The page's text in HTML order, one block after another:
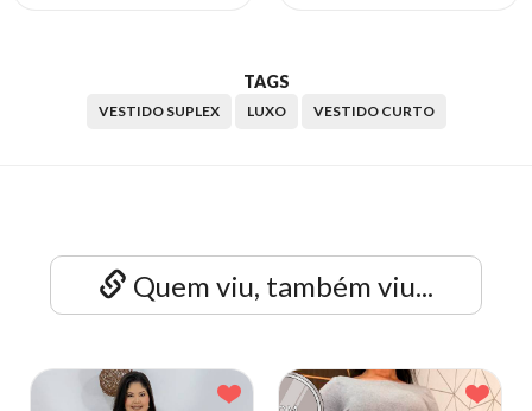
TAGS
VESTIDO SUPLEX LUXO VESTIDO CURTO
Quem viu, também viu...